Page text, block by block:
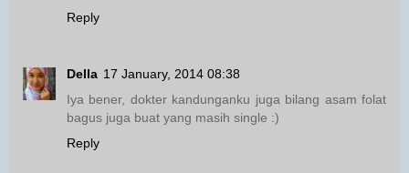
Reply
Della 17 January, 2014 08:38
Iya bener, dokter kandunganku juga bilang asam folat
bagus juga buat yang masih single :)
Reply